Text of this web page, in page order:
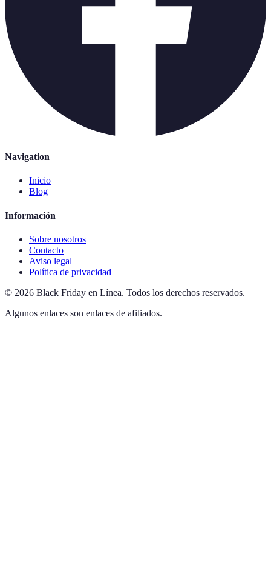
Navigation
Inicio
Blog
Información
Sobre nosotros
Contacto
Aviso legal
Política de privacidad
© 2026 Black Friday en Línea. Todos los derechos reservados.
Algunos enlaces son enlaces de afiliados.